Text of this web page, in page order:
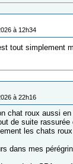
à 12h34
tout simplement
à 22h16
chat roux aussi
de suite
les chats
dans mes